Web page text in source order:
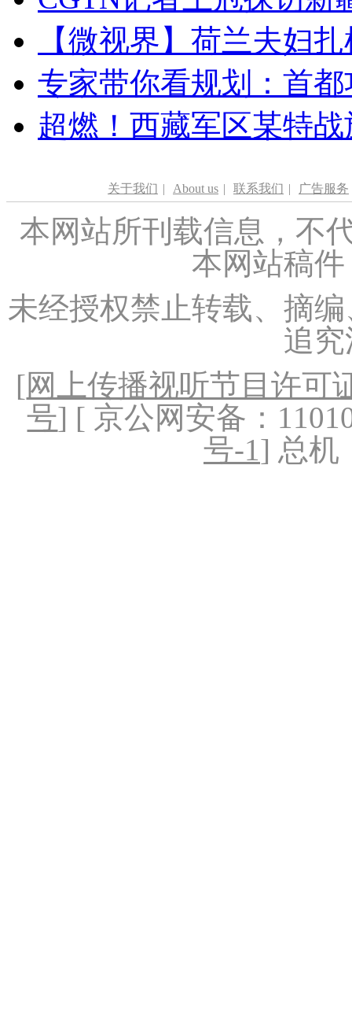
【微视界】荷兰夫妇
专家带你看规划：首
超燃！西藏军区某特
关于我们 | About us | 联系我们 | 广告服务
本网站所刊载信息，不
本网站稿
未经授权禁止转载、摘
追
[网上传播视听节目许可
号] [ 京公网安备：
号-1] 总机